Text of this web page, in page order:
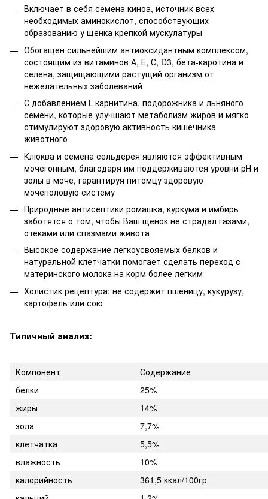
Включает в себя семена киноа, источник всех
необходимых аминокислот, способствующих
образованию у щенка крепкой мускулатуры
Обогащен сильнейшим антиоксидантным комплексом,
состоящим из витаминов А, Е, С, D3, бета-каротина и
селена, защищающими растущий организм от
нежелательных заболеваний
С добавлением L-карнитина, подорожника и льняного
семени, которые улучшают метаболизм жиров и мягко
стимулируют здоровую активность кишечника
животного
Клюква и семена сельдерея являются эффективным
мочегонным, благодаря им поддерживаются уровни рН и
золы в моче, гарантируя питомцу здоровую
мочеполовую систему
Природные антисептики ромашка, куркума и имбирь
заботятся о том, чтобы Ваш щенок не страдал газами,
отеками или спазмами живота
Высокое содержание легкоусвояемых белков и
натуральной клетчатки помогает сделать переход с
материнского молока на корм более легким
Холистик рецептура: не содержит пшеницу, кукурузу,
картофель или сою
Типичный анализ:
Компонент
Содержание
белки
25%
жиры
14%
зола
7,7%
клетчатка
5,5%
влажность
10%
калорийность
361,5 ккал/100гр